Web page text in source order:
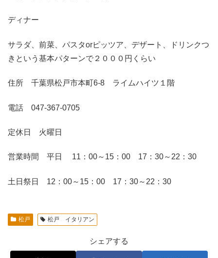
ディナー
サラダ、前菜、パスタorピッツア、デザート、ドリンクつ
きという基本パターンで２０００円くらい
住所 千葉県松戸市本町6-8 ライムハイツ１階
電話 047-367-0705
定休日 火曜日
営業時間 平日 11：00～15：00 17：30～22：30
土日祭日 12：00～15：00 17：30～22：30
松戸 松戸 イタリアン
シェアする